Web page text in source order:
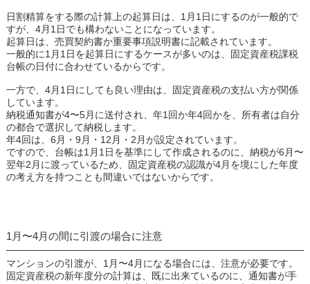
日割精算をする際の計算上の起算日は、1月1日にするのが一般的で
すが、4月1日でも構わないことになっています。
起算日は、売買契約書か重要事項説明書に記載されています。
一般的に1月1日を起算日にするケースが多いのは、固定資産税課税
台帳の日付に合わせているからです。
一方で、4月1日にしても良い理由は、固定資産税の支払い方が関係
しています。
納税通知書が4〜5月に送付され、年1回か年4回かを、所有者は自分
の都合で選択して納税します。
年4回は、6月・9月・12月・2月が設定されています。
ですので、台帳は1月1日を基準にして作成されるのに、納税が6月〜
翌年2月に渡っているため、固定資産税の認識が4月を境にした年度
の考え方を持つことも間違いではないからです。
1月〜4月の間に引渡の場合に注意
マンションの引渡が、1月〜4月になる場合には、注意が必要です。
固定資産税の新年度分の計算は、既に出来ているのに、通知書が手